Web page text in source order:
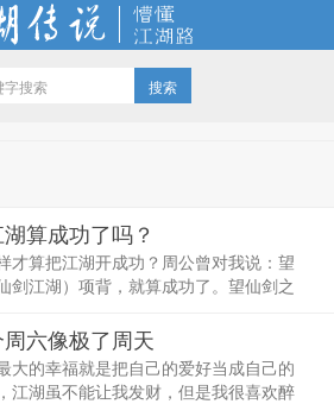
算成功了吗？
才算把江湖开成功？周公曾对我说：望
剑江湖）项背，就算成功了。望仙剑之
选对比仙剑江湖年度评选和仙剑江湖人
，包括PK和人气等等，醉江湖已经不落
在江...
六像极了周天
大的幸福就是把自己的爱好当成自己的
江湖虽不能让我发财，但是我很喜欢醉